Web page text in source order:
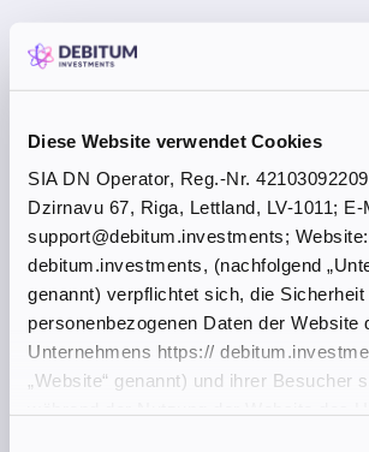
Diese Website verwendet Cookies
SIA DN Operator, Reg.-Nr.
Dzirnavu 67, Riga, Lettland, LV-1011;
support@debitum.investments;
debitum.investments, (nachfolgend
genannt) verpflichtet sich, die Sicherheit
personenbezogenen Daten der Website
Unternehmens https://
„Website“ genannt) und ihrer Besucher